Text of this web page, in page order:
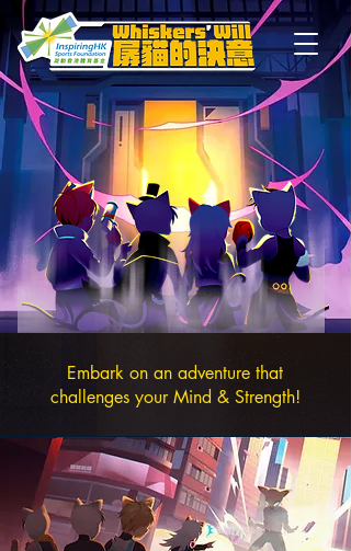
Embark on an adventure that
challenges your Mind & Strength!